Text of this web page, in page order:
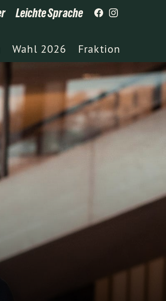
Leichte Sprache
Wahl 2026 Fraktion